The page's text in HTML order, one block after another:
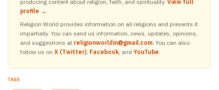
producing content about religion, faith, and spirituality. View full
profile → .
Religion World provides information on all religions and presents it
impartially. You can send us information, news, updates, opinions,
and suggestions at religionworldin@gmail.com. You can also
follow us on X (Twitter), Facebook, and YouTube.
TAGS